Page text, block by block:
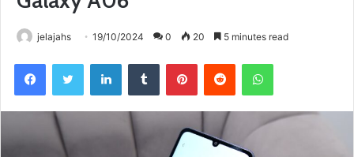
jelajahs 19/10/2024 0 20 5 minutes read